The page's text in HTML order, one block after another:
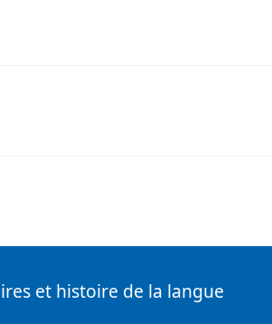
et histoire de la langue